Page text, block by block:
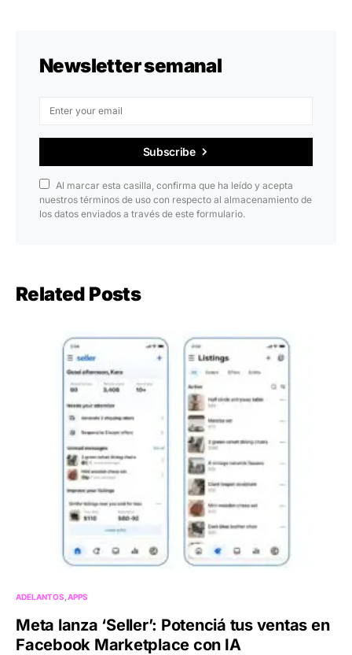
Newsletter semanal
Subscribe
Al marcar esta casilla, confirma que ha leído y acepta
nuestros términos de uso con respecto al almacenamiento de
los datos enviados a través de este formulario.
Related Posts
ADELANTOS APPS
Meta lanza ‘Seller’: Potenciá tus ventas en
Facebook Marketplace con IA